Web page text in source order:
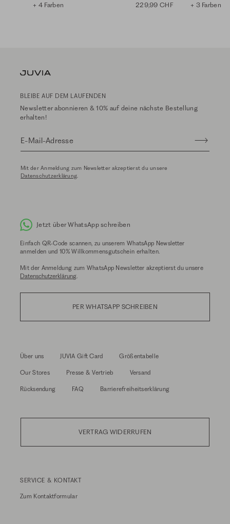
+ 4 Farben 229,99 CHF + 3 Farben
BLEIBE AUF DEM LAUFENDEN
Newsletter abonnieren & 10% auf deine nächste Bestellung
erhalten!
E-Mail-Adresse
Mit der Anmeldung zum Newsletter akzeptierst du unsere
Datenschutzerklärung.
Jetzt über WhatsApp schreiben
Einfach QR-Code scannen, zu unserem WhatsApp Newsletter
anmelden und 10% Willkommensgutschein erhalten.
Mit der Anmeldung zum WhatsApp Newsletter akzeptierst du unsere
Datenschutzerklärung.
PER WHATSAPP SCHREIBEN
Über uns JUVIA Gift Card Größentabelle
Our Stores Presse & Vertrieb Versand
Rücksendung FAQ Barrierefreiheitserklärung
VERTRAG WIDERRUFEN
SERVICE & KONTAKT
Zum Kontaktformular